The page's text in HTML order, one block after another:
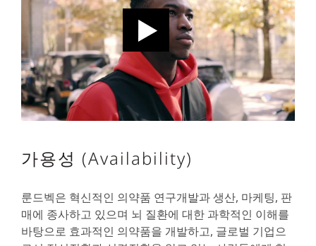
가용성 (Availability)
룬드벡은 혁신적인 의약품 연구개발과 생산, 마케팅, 판
매에 종사하고 있으며 뇌 질환에 대한 과학적인 이해를
바탕으로 효과적인 의약품을 개발하고, 글로벌 기업으